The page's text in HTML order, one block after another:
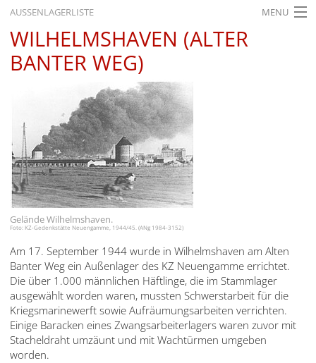
AUSSENLAGERLISTE MENU
STARTSEITE
AKTUELLES
AUSSTELLUNGEN
GESCHICHTE
BILDUNG
FORSCHUNG
SERVICE
Deutsch
Deutsch
English
WILHELMSHAVEN (ALTER
BANTER WEG)
Gelände Wilhelmshaven.
Foto: KZ-Gedenkstätte Neuengamme, 1944/45. (ANg 1984-3152)
Am 17. September 1944 wurde in Wilhelmshaven am Alten
Banter Weg ein Außenlager des KZ Neuengamme errichtet.
Die über 1.000 männlichen Häftlinge, die im Stammlager
ausgewählt worden waren, mussten Schwerstarbeit für die
Kriegsmarinewerft sowie Aufräumungsarbeiten verrichten.
Einige Baracken eines Zwangsarbeiterlagers waren zuvor mit
Stacheldraht umzäunt und mit Wachtürmen umgeben
worden.